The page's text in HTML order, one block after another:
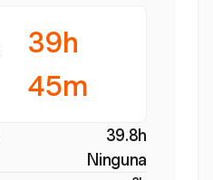
39h
45m
39.8h
Ninguna